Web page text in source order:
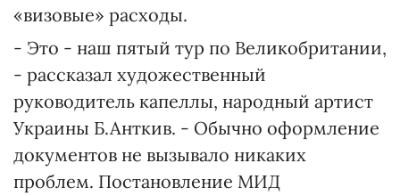
«визовые» расходы.
- Это - наш пятый тур по Великобритании,
- рассказал художественный
руководитель капеллы, народный артист
Украины Б.Анткив. - Обычно оформление
документов не вызывало никаких
проблем. Постановление МИД